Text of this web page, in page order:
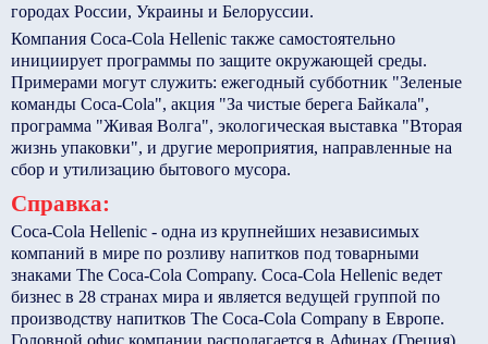
городах России, Украины и Белоруссии.
Компания Coca-Cola Hellenic также самостоятельно
инициирует программы по защите окружающей среды.
Примерами могут служить: ежегодный субботник "Зеленые
команды Coca-Cola", акция "За чистые берега Байкала",
программа "Живая Волга", экологическая выставка "Вторая
жизнь упаковки", и другие мероприятия, направленные на
сбор и утилизацию бытового мусора.
Справка:
Coca-Cola Hellenic - одна из крупнейших независимых
компаний в мире по розливу напитков под товарными
знаками The Coca-Cola Company. Coca-Cola Hellenic ведет
бизнес в 28 странах мира и является ведущей группой по
производству напитков The Coca-Cola Company в Европе.
Головной офис компании располагается в Афинах (Греция).